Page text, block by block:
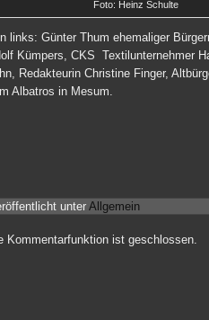
Foto: Heinz Schulte
links: Günter Thum ehemaliger
Kümpers, CKS Textilunternehmer
Redakteurin Christine Finger,
Albatros in Mesum.
unterAllgemein
Kommentarfunktion ist geschlossen.